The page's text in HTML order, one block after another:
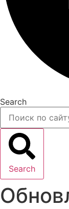
Search
Search